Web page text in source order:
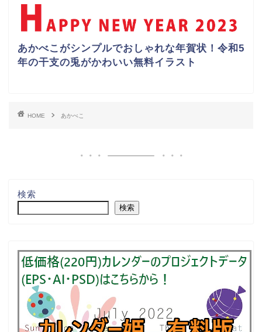
あかべこがシンプルでおしゃれな年賀状！令和5
年の干支の兎がかわいい無料イラスト
HOME あかべこ
検索
検索